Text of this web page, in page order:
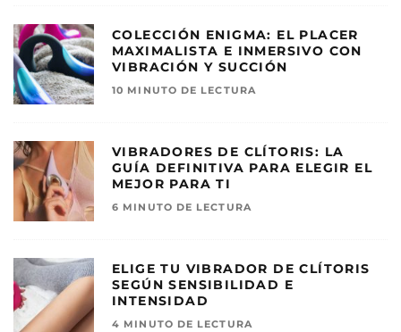
COLECCIÓN ENIGMA: EL PLACER
MAXIMALISTA E INMERSIVO CON
VIBRACIÓN Y SUCCIÓN
10 MINUTO DE LECTURA
VIBRADORES DE CLÍTORIS: LA
GUÍA DEFINITIVA PARA ELEGIR EL
MEJOR PARA TI
6 MINUTO DE LECTURA
ELIGE TU VIBRADOR DE CLÍTORIS
SEGÚN SENSIBILIDAD E
INTENSIDAD
4 MINUTO DE LECTURA